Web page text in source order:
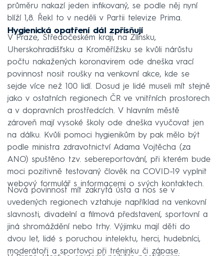
průměru nakazí jeden infikovaný, se podle něj nyní
blíží 1,8. Řekl to v neděli v Partii televize Prima.
Hygienická opatření dál zpřísňují
V Praze, Středočeském kraji, na Zlínsku,
Uherskohradišťsku a Kroměřížsku se kvůli nárůstu
počtu nakažených koronavirem ode dneška vrací
povinnost nosit roušky na venkovní akce, kde se
sejde více než 100 lidí. Dosud je lidé museli mít stejně
jako v ostatních regionech ČR ve vnitřních prostorech
a v dopravních prostředcích. V hlavním městě
zároveň mají vysoké školy ode dneška vyučovat jen
na dálku. Kvůli pomoci hygienikům by pak mělo být
podle ministra zdravotnictví Adama Vojtěcha (za
ANO) spuštěno tzv. sebereportování, při kterém bude
moci pozitivně testovaný člověk na COVID-19 vyplnit
webový formulář s informacemi o svých kontaktech.
Nová povinnost mít zakrytá ústa a nos se v
uvedených regionech vztahuje například na venkovní
slavnosti, divadelní a filmová představení, sportovní a
jiná shromáždění nebo trhy. Výjimku mají děti do
dvou let, lidé s poruchou intelektu, herci, hudebníci,
moderátoři a sportovci při tréninku či zápase.